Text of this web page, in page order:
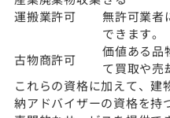
運搬業許可
無許可業者
できます。
古物商許可
価値ある品
て買取や売
これらの資格に加えて、建
納アドバイザーの資格を持